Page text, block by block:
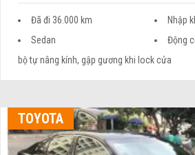
Đã đi 36.000 km
Nhập
Sedan
Động
bộ tự nâng kính, gập gương khi lock cửa
TOYOTA